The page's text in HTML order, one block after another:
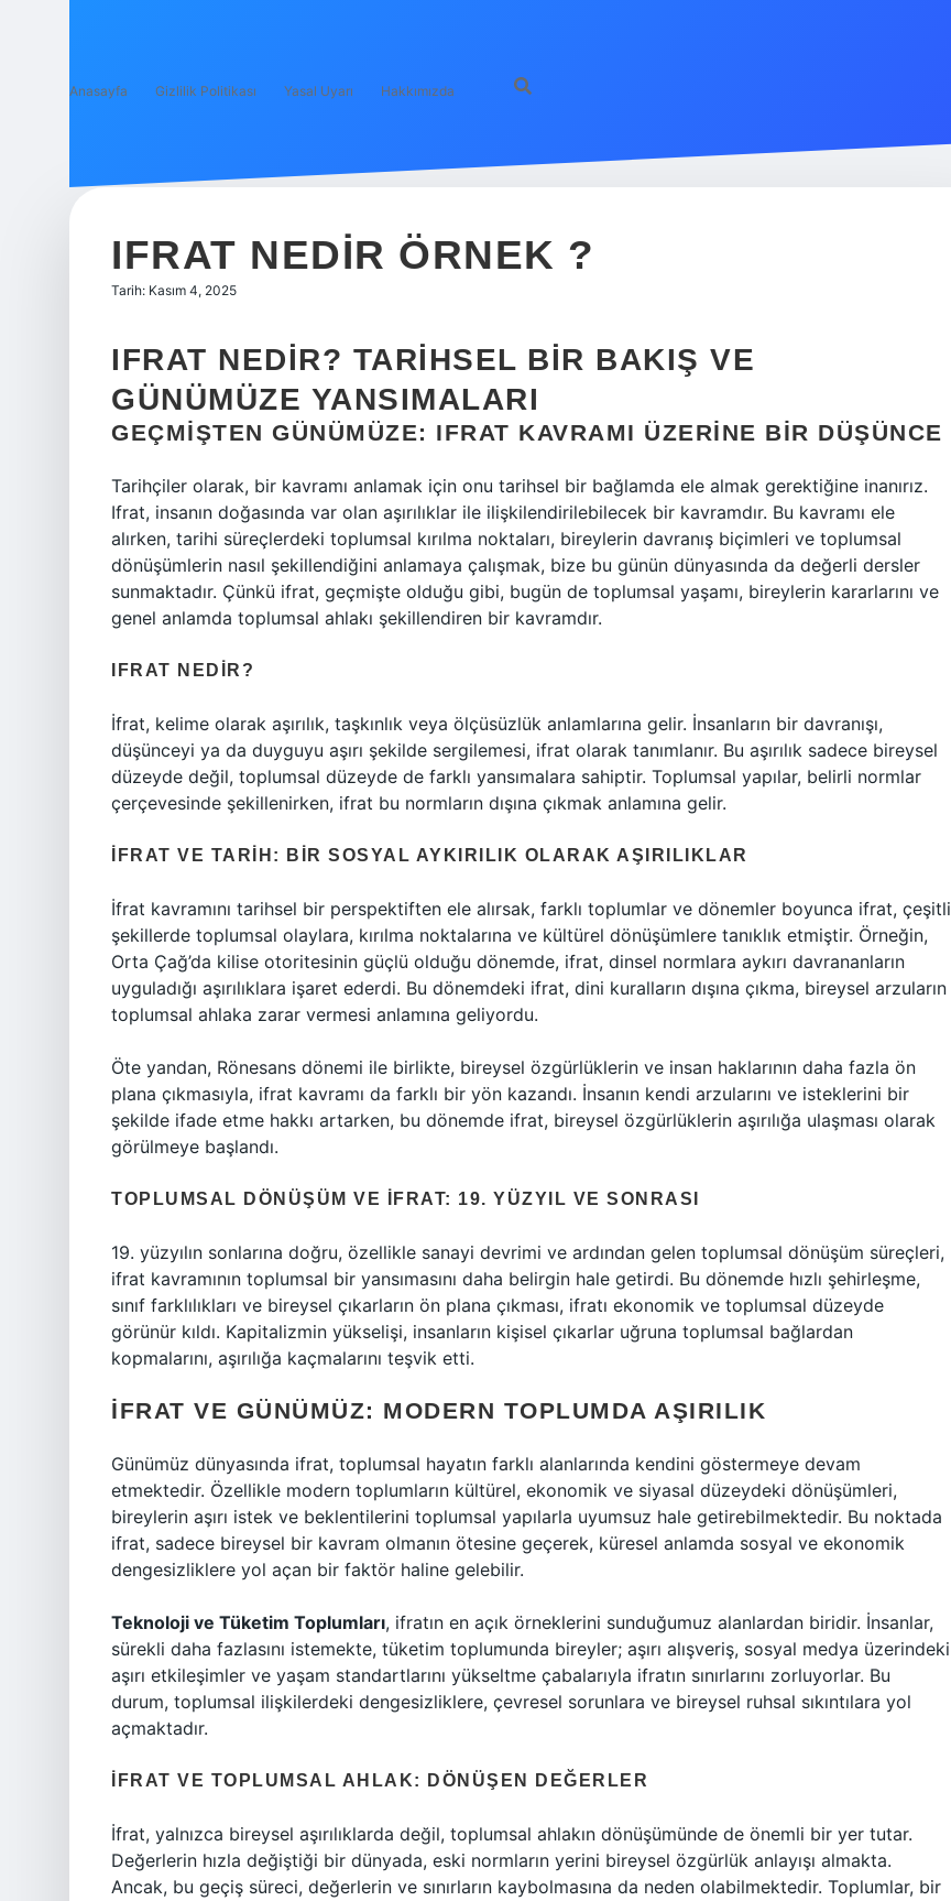
Anasayfa Gizlilik Politikası Yasal Uyarı Hakkımızda
IFRAT NEDIR ÖRNEK ?
Tarih: Kasım 4, 2025
IFRAT NEDIR? TARIHSEL BIR BAKIŞ VE
GÜNÜMÜZE YANSIMALARI
GEÇMIŞTEN GÜNÜMÜZE: IFRAT KAVRAMI ÜZERINE BIR DÜŞÜNCE
Tarihçiler olarak, bir kavramı anlamak için onu tarihsel bir bağlamda ele almak gerektiğine inanırız.
Ifrat, insanın doğasında var olan aşırılıklar ile ilişkilendirilebilecek bir kavramdır. Bu kavramı ele
alırken, tarihi süreçlerdeki toplumsal kırılma noktaları, bireylerin davranış biçimleri ve toplumsal
dönüşümlerin nasıl şekillendiğini anlamaya çalışmak, bize bu günün dünyasında da değerli dersler
sunmaktadır. Çünkü ifrat, geçmişte olduğu gibi, bugün de toplumsal yaşamı, bireylerin kararlarını ve
genel anlamda toplumsal ahlakı şekillendiren bir kavramdır.
IFRAT NEDIR?
İfrat, kelime olarak aşırılık, taşkınlık veya ölçüsüzlük anlamlarına gelir. İnsanların bir davranışı,
düşünceyi ya da duyguyu aşırı şekilde sergilemesi, ifrat olarak tanımlanır. Bu aşırılık sadece bireysel
düzeyde değil, toplumsal düzeyde de farklı yansımalara sahiptir. Toplumsal yapılar, belirli normlar
çerçevesinde şekillenirken, ifrat bu normların dışına çıkmak anlamına gelir.
İFRAT VE TARIH: BIR SOSYAL AYKIRILIK OLARAK AŞIRILIKLAR
İfrat kavramını tarihsel bir perspektiften ele alırsak, farklı toplumlar ve dönemler boyunca ifrat, çeşitli
şekillerde toplumsal olaylara, kırılma noktalarına ve kültürel dönüşümlere tanıklık etmiştir. Örneğin,
Orta Çağ’da kilise otoritesinin güçlü olduğu dönemde, ifrat, dinsel normlara aykırı davrananların
uyguladığı aşırılıklara işaret ederdi. Bu dönemdeki ifrat, dini kuralların dışına çıkma, bireysel arzuların
toplumsal ahlaka zarar vermesi anlamına geliyordu.
Öte yandan, Rönesans dönemi ile birlikte, bireysel özgürlüklerin ve insan haklarının daha fazla ön
plana çıkmasıyla, ifrat kavramı da farklı bir yön kazandı. İnsanın kendi arzularını ve isteklerini bir
şekilde ifade etme hakkı artarken, bu dönemde ifrat, bireysel özgürlüklerin aşırılığa ulaşması olarak
görülmeye başlandı.
TOPLUMSAL DÖNÜŞÜM VE İFRAT: 19. YÜZYIL VE SONRASI
19. yüzyılın sonlarına doğru, özellikle sanayi devrimi ve ardından gelen toplumsal dönüşüm süreçleri,
ifrat kavramının toplumsal bir yansımasını daha belirgin hale getirdi. Bu dönemde hızlı şehirleşme,
sınıf farklılıkları ve bireysel çıkarların ön plana çıkması, ifratı ekonomik ve toplumsal düzeyde
görünür kıldı. Kapitalizmin yükselişi, insanların kişisel çıkarlar uğruna toplumsal bağlardan
kopmalarını, aşırılığa kaçmalarını teşvik etti.
İFRAT VE GÜNÜMÜZ: MODERN TOPLUMDA AŞIRILIK
Günümüz dünyasında ifrat, toplumsal hayatın farklı alanlarında kendini göstermeye devam
etmektedir. Özellikle modern toplumların kültürel, ekonomik ve siyasal düzeydeki dönüşümleri,
bireylerin aşırı istek ve beklentilerini toplumsal yapılarla uyumsuz hale getirebilmektedir. Bu noktada
ifrat, sadece bireysel bir kavram olmanın ötesine geçerek, küresel anlamda sosyal ve ekonomik
dengesizliklere yol açan bir faktör haline gelebilir.
Teknoloji ve Tüketim Toplumları, ifratın en açık örneklerini sunduğumuz alanlardan biridir. İnsanlar,
sürekli daha fazlasını istemekte, tüketim toplumunda bireyler; aşırı alışveriş, sosyal medya üzerindeki
aşırı etkileşimler ve yaşam standartlarını yükseltme çabalarıyla ifratın sınırlarını zorluyorlar. Bu
durum, toplumsal ilişkilerdeki dengesizliklere, çevresel sorunlara ve bireysel ruhsal sıkıntılara yol
açmaktadır.
İFRAT VE TOPLUMSAL AHLAK: DÖNÜŞEN DEĞERLER
İfrat, yalnızca bireysel aşırılıklarda değil, toplumsal ahlakın dönüşümünde de önemli bir yer tutar.
Değerlerin hızla değiştiği bir dünyada, eski normların yerini bireysel özgürlük anlayışı almakta.
Ancak, bu geçiş süreci, değerlerin ve sınırların kaybolmasına da neden olabilmektedir. Toplumlar, bir